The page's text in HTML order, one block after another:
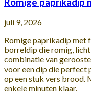
Romige paprikadip
juli 9, 2026
Romige paprikadip met
borreldip die romig,
combinatie van
voor een dip die perfect
op een stuk vers brood.
enkele minuten klaar.